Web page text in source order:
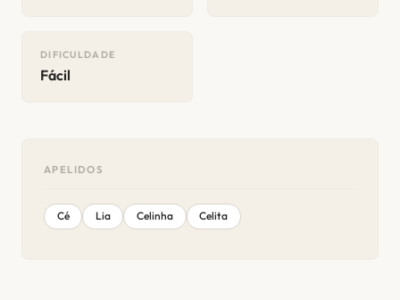
DIFICULDADE
Fácil
APELIDOS
Cé Lia Celinha Celita